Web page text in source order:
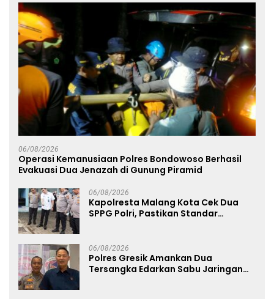
06/08/2026
Operasi Kemanusiaan Polres Bondowoso Berhasil
Evakuasi Dua Jenazah di Gunung Piramid
06/08/2026
Kapolresta Malang Kota Cek Dua
SPPG Polri, Pastikan Standar
06/08/2026
Polres Gresik Amankan Dua
Tersangka Edarkan Sabu Jaringan